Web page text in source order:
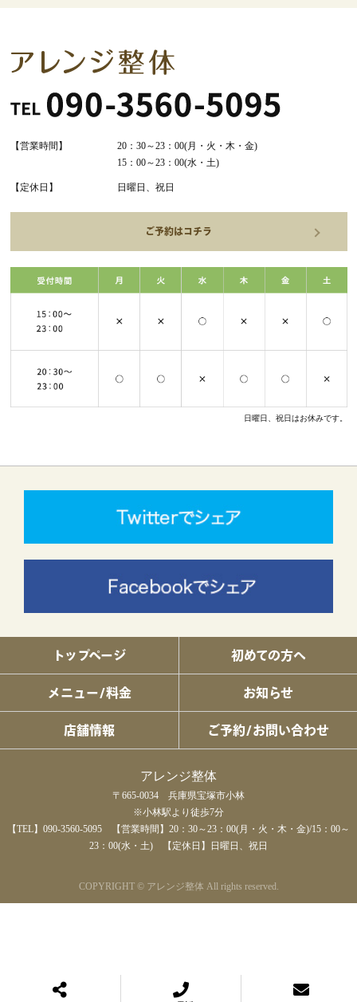
【営業時間】
20：30～23：00(月・火・木・金)
15：00～23：00(水・土)
【定休日】 日曜日、祝日
ご予約はコチラ
日曜日、祝日はお休みです。
トップページ 初めての方へ
メニュー/料金 お知らせ
店舗情報 ご予約/お問い合わせ
アレンジ整体
〒665-0034 兵庫県宝塚市小林
※小林駅より徒歩7分
【TEL】 090-3560-5095 【営業時間】20：30～23：00(月・火・木・金)/15：00～
23：00(水・土) 【定休日】日曜日、祝日
COPYRIGHT © アレンジ整体 All rights reserved.